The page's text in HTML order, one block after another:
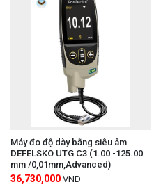
Máy đo độ dày bằng siêu âm
DEFELSKO UTG C3 (1.00 -125.00
mm /0,01mm,Advanced)
36,730,000 VND